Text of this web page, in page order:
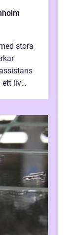
stora
ett liv